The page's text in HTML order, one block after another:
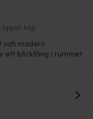
öppet köp
och modern
ett blickfång i rummet.